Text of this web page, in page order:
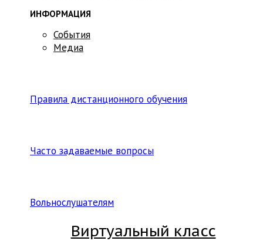
ИНФОРМАЦИЯ
События
Медиа
Правила дистанционного обучения
Часто задаваемые вопросы
Вольнослушателям
Виртуальный класс